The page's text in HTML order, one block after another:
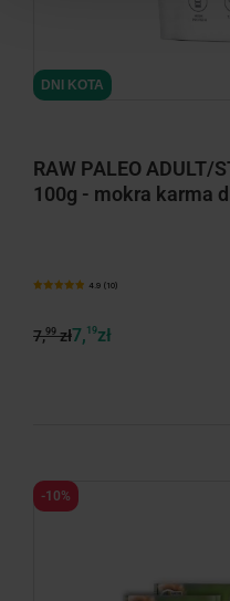
DNI KOTA
RAW PALEO ADULT/
100g - mokra karma
4.9 (10)
7,99zł7, 19zł
-10%